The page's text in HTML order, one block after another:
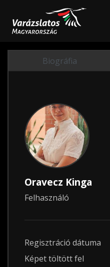
Biográfia
Oravecz Kinga
Felhasználó
Regisztráció dátuma
Képet töltött fel